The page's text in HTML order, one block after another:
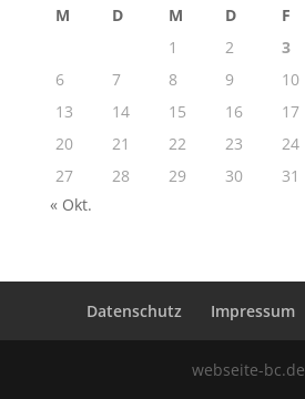
M D M D F
1
2 3
6
7 8 9 10
13
14 15 16 17
20
21 22 23 24
27
28 29 30
31
« Okt.
Datenschutz Impressum
webseite-bc.de